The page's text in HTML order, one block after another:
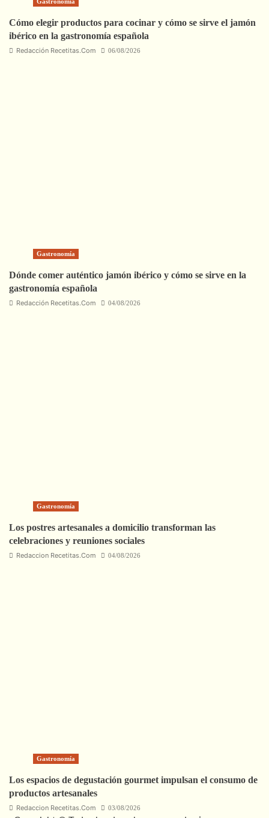
Cómo elegir productos para cocinar y cómo se sirve el jamón
ibérico en la gastronomía española
Redacción Recetitas.Com 06/08/2026
Gastronomía
Dónde comer auténtico jamón ibérico y cómo se sirve en la
gastronomía española
Redacción Recetitas.Com 04/08/2026
Gastronomía
Los postres artesanales a domicilio transforman las
celebraciones y reuniones sociales
Redaccion Recetitas.Com 04/08/2026
Gastronomía
Los espacios de degustación gourmet impulsan el consumo de
productos artesanales
Redaccion Recetitas.Com 03/08/2026